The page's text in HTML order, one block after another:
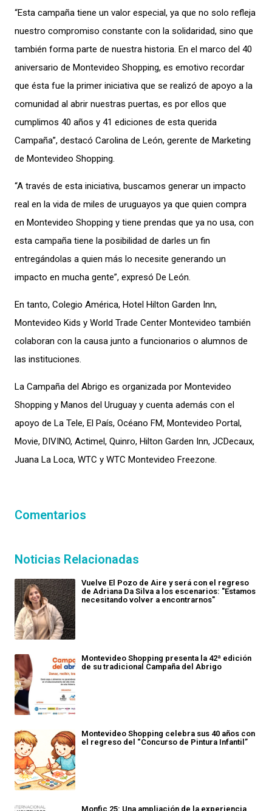
“Esta campaña tiene un valor especial, ya que no solo refleja
nuestro compromiso constante con la solidaridad, sino que
también forma parte de nuestra historia. En el marco del 40
aniversario de Montevideo Shopping, es emotivo recordar
que ésta fue la primer iniciativa que se realizó de apoyo a la
comunidad al abrir nuestras puertas, es por ellos que
cumplimos 40 años y 41 ediciones de esta querida
Campaña”, destacó Carolina de León, gerente de Marketing
de Montevideo Shopping.
“A través de esta iniciativa, buscamos generar un impacto
real en la vida de miles de uruguayos ya que quien compra
en Montevideo Shopping y tiene prendas que ya no usa, con
esta campaña tiene la posibilidad de darles un fin
entregándolas a quien más lo necesite generando un
impacto en mucha gente”, expresó De León.
En tanto, Colegio América, Hotel Hilton Garden Inn,
Montevideo Kids y World Trade Center Montevideo también
colaboran con la causa junto a funcionarios o alumnos de
las instituciones.
La Campaña del Abrigo es organizada por Montevideo
Shopping y Manos del Uruguay y cuenta además con el
apoyo de La Tele, El País, Océano FM, Montevideo Portal,
Movie, DIVINO, Actimel, Quinro, Hilton Garden Inn, JCDecaux,
Juana La Loca, WTC y WTC Montevideo Freezone.
Comentarios
Noticias Relacionadas
Vuelve El Pozo de Aire y será con el regreso
de Adriana Da Silva a los escenarios: "Estamos
necesitando volver a encontrarnos"
Montevideo Shopping presenta la 42ª edición
de su tradicional Campaña del Abrigo
Montevideo Shopping celebra sus 40 años con
el regreso del “Concurso de Pintura Infantil”
Monfic 25: Una ampliación de la experiencia